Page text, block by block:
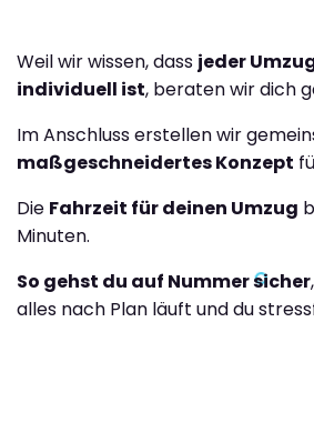
Weil wir wissen, dass jeder
individuell ist, beraten wir dich
Im Anschluss erstellen wir
maßgeschneidertes Konzept
Die Fahrzeit für deinen Umzug
Minuten.
So gehst du auf Nummer sicher
alles nach Plan läuft und du